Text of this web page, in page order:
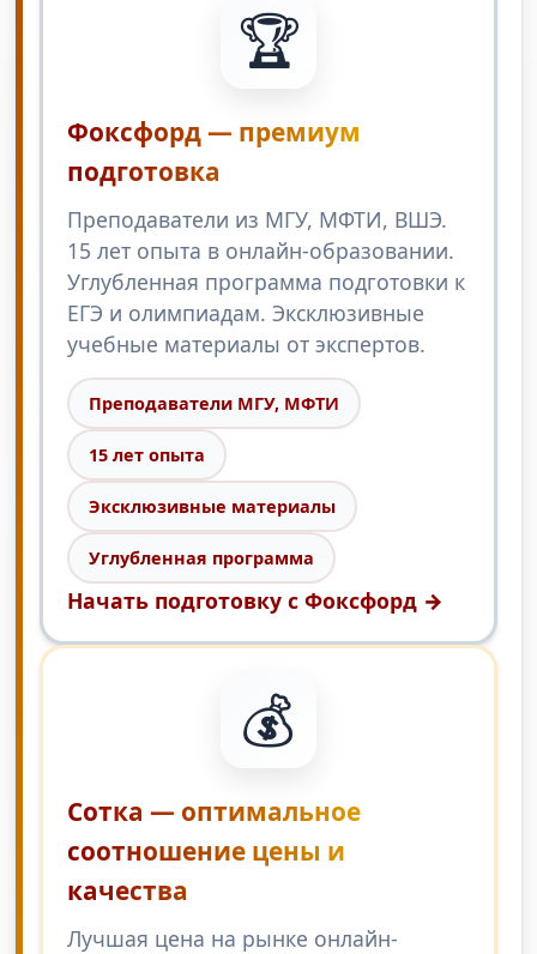
🏆
Фоксфорд — премиум
подготовка
Преподаватели из МГУ, МФТИ, ВШЭ.
15 лет опыта в онлайн-образовании.
Углубленная программа подготовки к
ЕГЭ и олимпиадам. Эксклюзивные
учебные материалы от экспертов.
Преподаватели МГУ, МФТИ
15 лет опыта
Эксклюзивные материалы
Углубленная программа
Начать подготовку с Фоксфорд →
💰
Сотка — оптимальное
соотношение цены и
качества
Лучшая цена на рынке онлайн-